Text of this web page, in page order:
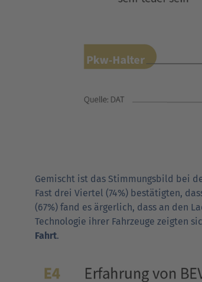
Gemischt ist das Stimmungs­bild bei
Fast drei Viertel (74%) bestätigten,
(67%) fand es ärger­lich, dass an den
Techno­logie ihrer Fahr­zeuge zeigten
Fahrt.